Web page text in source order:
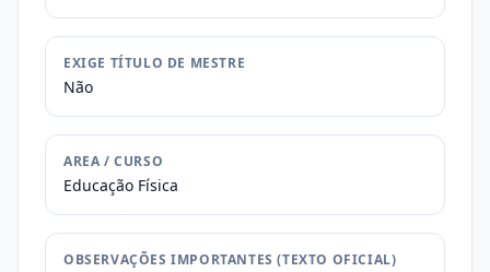
EXIGE TÍTULO DE MESTRE
Não
AREA / CURSO
Educação Física
OBSERVAÇÕES IMPORTANTES (TEXTO OFICIAL)